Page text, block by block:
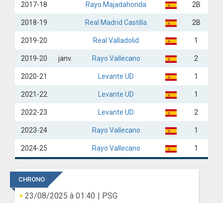
ALLEMAGNE
RECHERCHE
2017-18 Rayo Majadahonda 2B
2018-19 Real Madrid Castilla 2B
2019-20 Real Valladolid 1
2019-20 janv. Rayo Vallecano 2
2020-21 Levante UD 1
2021-22 Levante UD 1
2022-23 Levante UD 2
2023-24 Rayo Vallecano 1
2024-25 Rayo Vallecano 1
CHRONO
23/08/2025 à 01:40 | PSG